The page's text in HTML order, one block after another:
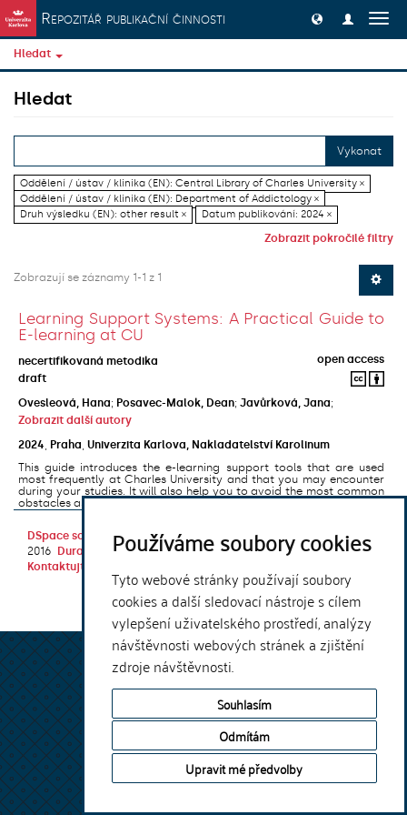
Používáme soubory cookies
Tyto webové stránky používají soubory
cookies a další sledovací nástroje s cílem
vylepšení uživatelského prostředí, analýzy
návštěvnosti webových stránek a zjištění
zdroje návštěvnosti.
Souhlasím
Odmítám
Upravit mé předvolby
Přeskočit na obsah
Repozitář publikační činnosti
Hledat
Hledat
Vykonat
Oddělení / ústav / klinika (EN): Central Library of Charles University ×
Oddělení / ústav / klinika (EN): Department of Addictology ×
Druh výsledku (EN): other result ×
Datum publikování: 2024 ×
Zobrazit pokročilé filtry
Zobrazují se záznamy 1-1 z 1
Learning Support Systems: A Practical Guide to
E-learning at CU
necertifikovaná metodika
open access
draft
Ovesleová, Hana; Posavec-Malok, Dean; Javůrková, Jana;
Zobrazit další autory
2024
Praha Univerzita Karlova, Nakladatelství Karolinum
This guide introduces the e-learning support tools that are used
most frequently at Charles University and that you may encounter
during your studies. It will also help you to avoid the most common
obstacles associated ...
DSpace softwarecopyright © 2002-
2016
DuraSpace
Kontaktujte nás